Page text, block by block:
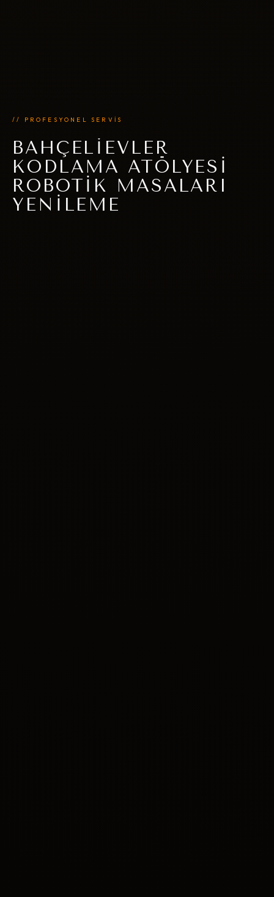
// PROFESYONEL SERVİS
BAHÇELIEVLER
KODLAMA ATÖLYESI
ROBOTIK MASALARI
YENILEME